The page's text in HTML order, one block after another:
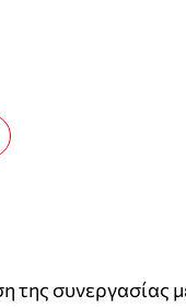
της συνεργασίας